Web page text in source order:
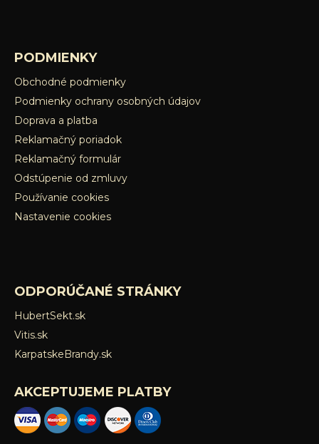
PODMIENKY
Obchodné podmienky
Podmienky ochrany osobných údajov
Doprava a platba
Reklamačný poriadok
Reklamačný formulár
Odstúpenie od zmluvy
Používanie cookies
Nastavenie cookies
ODPORÚČANÉ STRÁNKY
HubertSekt.sk
Vitis.sk
KarpatskeBrandy.sk
AKCEPTUJEME PLATBY